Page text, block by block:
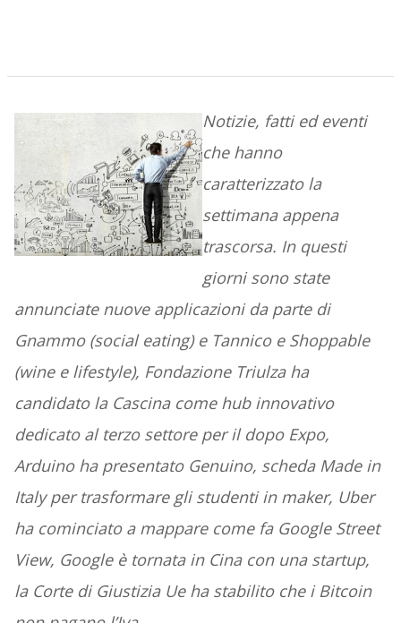
Notizie, fatti ed eventi
che hanno
caratterizzato la
settimana appena
trascorsa. In questi
giorni sono state
annunciate nuove applicazioni da parte di
Gnammo (social eating) e Tannico e Shoppable
(wine e lifestyle), Fondazione Triulza ha
candidato la Cascina come hub innovativo
dedicato al terzo settore per il dopo Expo,
Arduino ha presentato Genuino, scheda Made in
Italy per trasformare gli studenti in maker, Uber
ha cominciato a mappare come fa Google Street
View, Google è tornata in Cina con una startup,
la Corte di Giustizia Ue ha stabilito che i Bitcoin